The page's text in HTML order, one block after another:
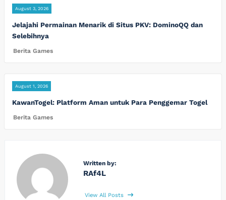
August 3, 2026
Jelajahi Permainan Menarik di Situs PKV: DominoQQ dan
Selebihnya
Berita Games
August 1, 2026
KawanTogel: Platform Aman untuk Para Penggemar Togel
Berita Games
Written by:
RAf4L
View All Posts